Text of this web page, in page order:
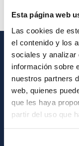
Esta página web
Las cookies de
el contenido y los
sociales y analizar
información sobre
nuestros partners
web, quienes
que les haya
partir del uso que
INFORMACIÓN GENERAL
Contacto
Cómo llegar al IAC
Directorio de